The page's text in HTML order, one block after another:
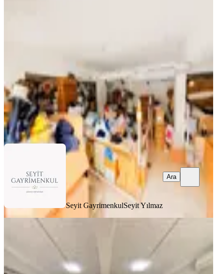
5.499.000 ₺
Seyit GayrimenkulSeyit Yılmaz
Ara
Seyit GayrimenkulSeyit Yılmaz
Ara
▄seyit Gayrimenkul▄doğukent Cadde
Üzeri 55m2 Satılık Dükkan
Mamak, Akşemsettin Mahallesi